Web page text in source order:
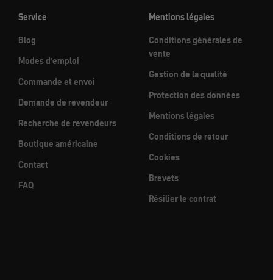
Service
Blog
Modes d'emploi
Commande et envoi
Demande de revendeur
Recherche de revendeurs
Boutique américaine
Contact
FAQ
Mentions légales
Conditions générales de
vente
Gestion de la qualité
Protection des données
Mentions légales
Conditions de retour
Cookies
Brevets
Résilier le contrat